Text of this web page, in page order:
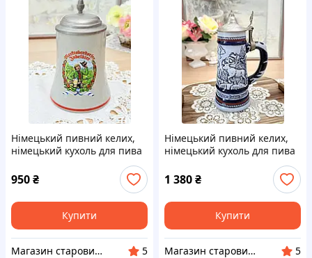
Німецький пивний келих,
німецький кухоль для пива
Німеччина, 500 мл, Rastal
950₴
Купити
Магазин старовини та вінтажу "Антикварна лавка"
5
Німецький пивний келих,
німецький кухоль для пива
Німеччина, полювання
1 380₴
Купити
Магазин старовини та вінтажу "Антикварна лавка"
5